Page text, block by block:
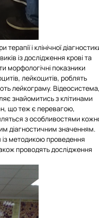
і клінічної
із дослідження крові та
морфологічні показники
лейкоцитів, роблять
лейкограму.
знайомитись з клітинами
що теж є перевагою,
з особливостями
діагностичним значенням.
методикою проведення
проводять дослідження